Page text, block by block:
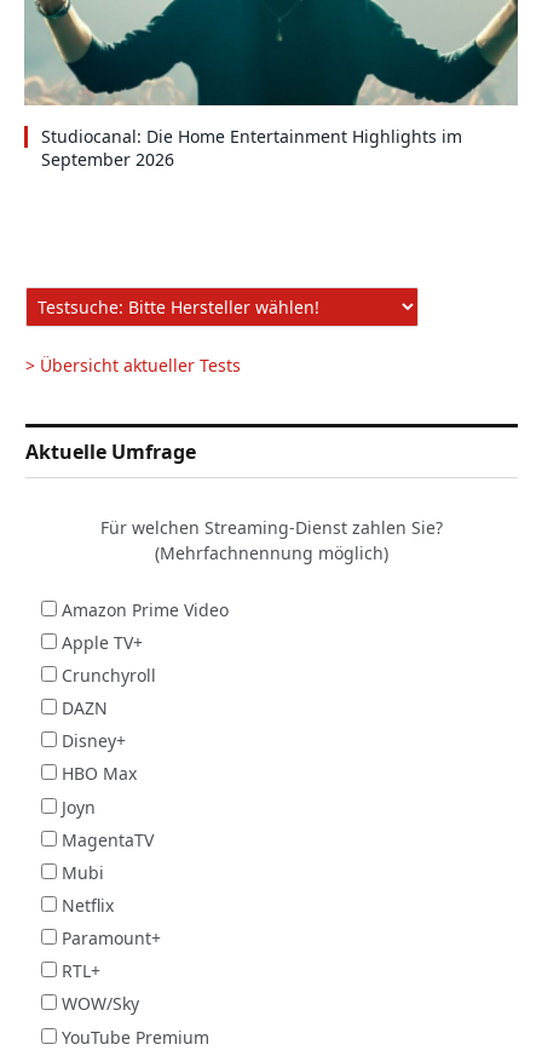
Studiocanal: Die Home Entertainment Highlights im
September 2026
> Übersicht aktueller Tests
Aktuelle Umfrage
Für welchen Streaming-Dienst zahlen Sie?
(Mehrfachnennung möglich)
Amazon Prime Video
Apple TV+
Crunchyroll
DAZN
Disney+
HBO Max
Joyn
MagentaTV
Mubi
Netflix
Paramount+
RTL+
WOW/Sky
YouTube Premium